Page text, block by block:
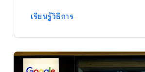
เรียนรู้วิธีการ